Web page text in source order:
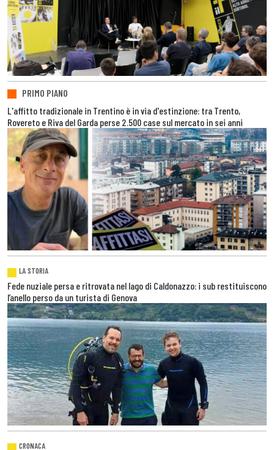
PRIMO PIANO
L'affitto tradizionale in Trentino è in via d'estinzione: tra Trento,
Rovereto e Riva del Garda perse 2.500 case sul mercato in sei anni
LA STORIA
Fede nuziale persa e ritrovata nel lago di Caldonazzo: i sub restituiscono
l’anello perso da un turista di Genova
CRONACA